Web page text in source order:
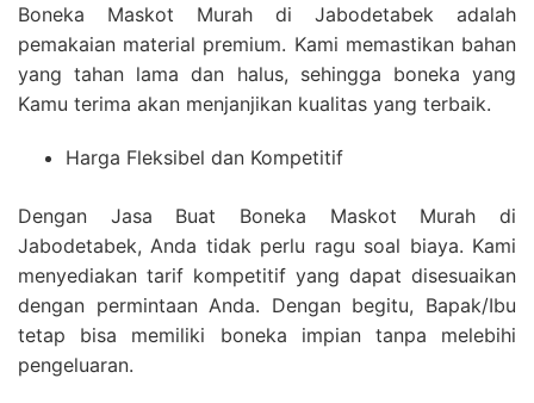
Boneka Maskot Murah di Jabodetabek adalah
pemakaian material premium. Kami memastikan bahan
yang tahan lama dan halus, sehingga boneka yang
Kamu terima akan menjanjikan kualitas yang terbaik.
Harga Fleksibel dan Kompetitif
Dengan Jasa Buat Boneka Maskot Murah di
Jabodetabek, Anda tidak perlu ragu soal biaya. Kami
menyediakan tarif kompetitif yang dapat disesuaikan
dengan permintaan Anda. Dengan begitu, Bapak/Ibu
tetap bisa memiliki boneka impian tanpa melebihi
pengeluaran.